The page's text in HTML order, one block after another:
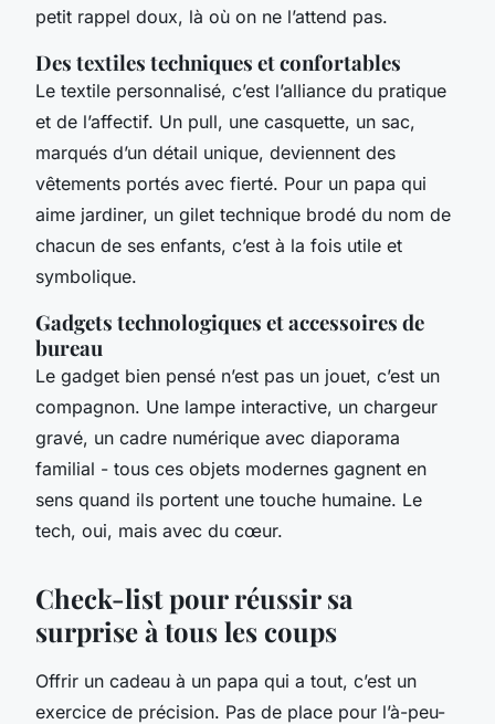
petit rappel doux, là où on ne l’attend pas.
Des textiles techniques et confortables
Le textile personnalisé, c’est l’alliance du pratique
et de l’affectif. Un pull, une casquette, un sac,
marqués d’un détail unique, deviennent des
vêtements portés avec fierté. Pour un papa qui
aime jardiner, un gilet technique brodé du nom de
chacun de ses enfants, c’est à la fois utile et
symbolique.
Gadgets technologiques et accessoires de
bureau
Le gadget bien pensé n’est pas un jouet, c’est un
compagnon. Une lampe interactive, un chargeur
gravé, un cadre numérique avec diaporama
familial - tous ces objets modernes gagnent en
sens quand ils portent une touche humaine. Le
tech, oui, mais avec du cœur.
Check-list pour réussir sa
surprise à tous les coups
Offrir un cadeau à un papa qui a tout, c’est un
exercice de précision. Pas de place pour l’à-peu-